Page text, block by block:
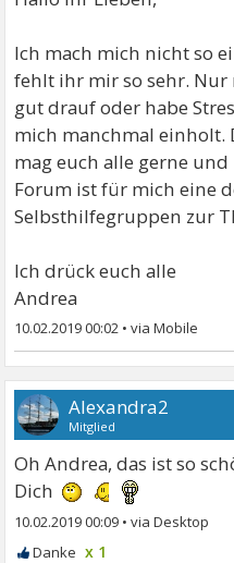
Ich mach mich nicht so
fehlt ihr mir so sehr.
gut drauf oder habe
mich manchmal einholt.
mag euch alle gerne
Forum ist für mich eine
Selbsthilfegruppen zur
Ich drück euch alle
Andrea
10.02.2019 00:02 •
Alexandra2
Mitglied
Oh Andrea, das ist so
Dich
10.02.2019 00:09 •
x 1